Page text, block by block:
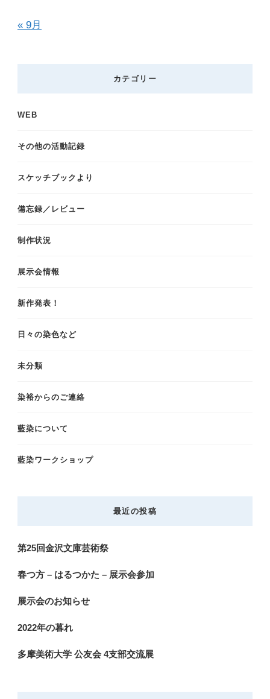
« 9月
カテゴリー
WEB
その他の活動記録
スケッチブックより
備忘録／レビュー
制作状況
展示会情報
新作発表！
日々の染色など
未分類
染裕からのご連絡
藍染について
藍染ワークショップ
最近の投稿
第25回金沢文庫芸術祭
春つ方 – はるつかた – 展示会参加
展示会のお知らせ
2022年の暮れ
多摩美術大学 公友会 4支部交流展